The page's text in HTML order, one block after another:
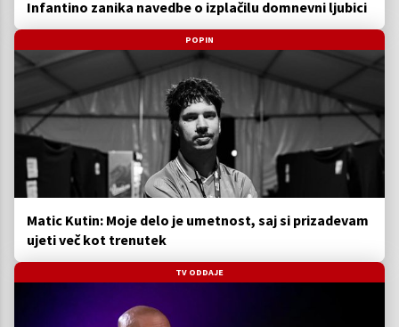
Infantino zanika navedbe o izplačilu domnevni ljubici
POPIN
Matic Kutin: Moje delo je umetnost, saj si prizadevam
ujeti več kot trenutek
TV ODDAJE